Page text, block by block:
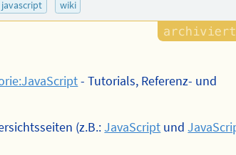
javascript wiki
- Tutorials, Referenz- und
(z.B.:JavaScript und